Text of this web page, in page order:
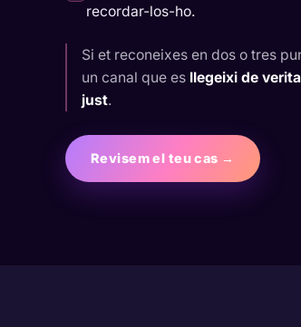
recordar-los-ho.
Si et reconeixes en dos o tres
un canal que es llegeixi de
just.
Revisem el teu cas →